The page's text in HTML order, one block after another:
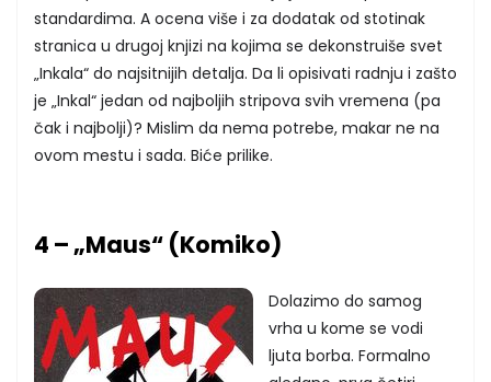
standardima. A ocena više i za dodatak od stotinak
stranica u drugoj knjizi na kojima se dekonstruiše svet
„Inkala“ do najsitnijih detalja. Da li opisivati radnju i zašto
je „Inkal“ jedan od najboljih stripova svih vremena (pa
čak i najbolji)? Mislim da nema potrebe, makar ne na
ovom mestu i sada. Biće prilike.
4 – „Maus“ (Komiko)
Dolazimo do samog
vrha u kome se vodi
ljuta borba. Formalno